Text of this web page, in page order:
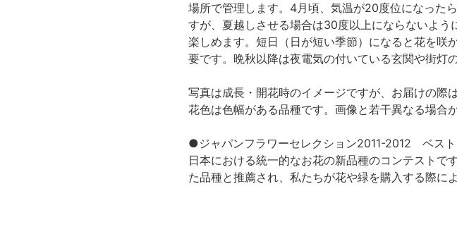
場所で管理します。4月頃、気温が20度位になった
すが、夏越しさせる場合は30度以上にならないよ
楽しめます。短日（日が短い季節）になると花を咲
要です。晩秋以降は夜電気の付いている玄関や街灯
写真は成長・開花時のイメージですが、お届けの際
花色は色幅がある品種です。画像と若干異なる場合が
●ジャパンフラワーセレクション2011-2012 ベス
日本における統一的なお花の新品種のコンテスト
た品種と推薦され、私たちが花や緑を購入する際に